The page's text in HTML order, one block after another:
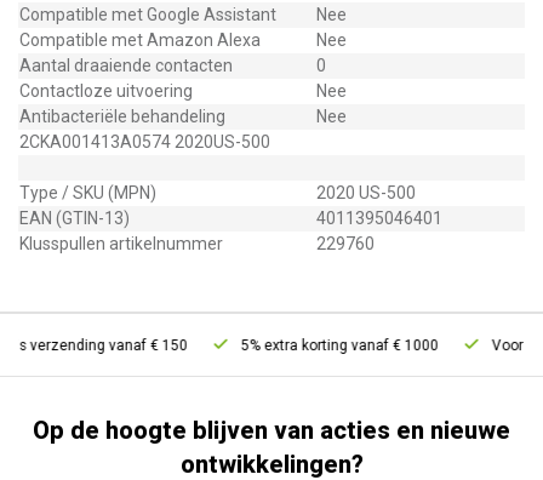
Compatible met Google Assistant
Nee
Compatible met Amazon Alexa
Nee
Aantal draaiende contacten
0
Contactloze uitvoering
Nee
Antibacteriële behandeling
Nee
2CKA001413A0574 2020US-500
Type / SKU (MPN)
2020 US-500
EAN (GTIN-13)
4011395046401
Klusspullen artikelnummer
229760
verzending vanaf € 150 5% extra korting vanaf € 1000 Voor 21u
Op de hoogte blijven van acties en nieuwe
ontwikkelingen?